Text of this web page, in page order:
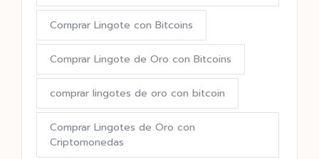
Comprar Lingote con Bitcoins
Comprar Lingote de Oro con Bitcoins
comprar lingotes de oro con bitcoin
Comprar Lingotes de Oro con
Criptomonedas